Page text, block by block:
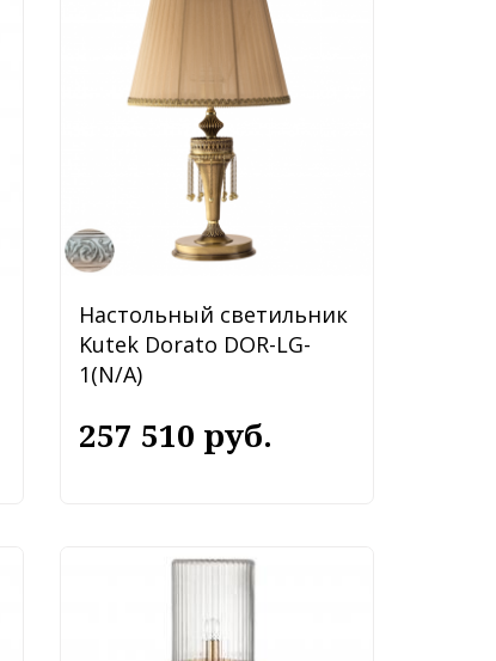
Настольный светильник
Kutek Dorato DOR-LG-
1(N/A)
257 510 руб.
Настольный светильник
Odeon Light Terra